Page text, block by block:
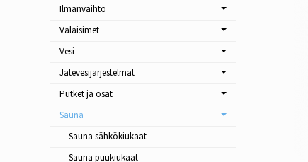
Ilmanvaihto
Valaisimet
Vesi
Jätevesijärjestelmät
Putket ja osat
Sauna
Sauna sähkökiukaat
Sauna puukiukaat